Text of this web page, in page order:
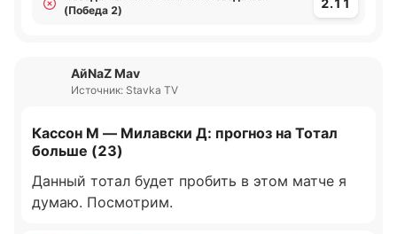
(Победа 2)
2.11
AйNаZ Mav
Источник: Stavka TV
Кассон М — Милавски Д: прогноз на Тотал
больше (23)
Данный тотал будет пробить в этом матче я
думаю. Посмотрим.